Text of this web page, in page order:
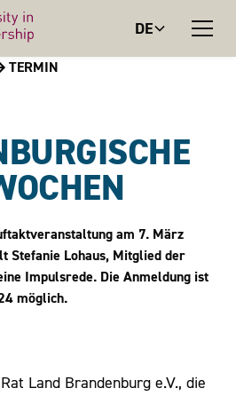
DE
TERMIN
am 7. März
Stefanie Lohaus, Mitglied der
Impulsrede. Die Anmeldung ist
möglich.
Land Brandenburg e.V., die